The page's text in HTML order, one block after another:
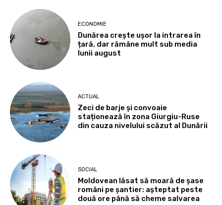
ECONOMIE
Dunărea crește ușor la intrarea în
țară, dar rămâne mult sub media
lunii august
ACTUAL
Zeci de barje și convoaie
staționează în zona Giurgiu-Ruse
din cauza nivelului scăzut al Dunării
SOCIAL
Moldovean lăsat să moară de șase
români pe șantier: așteptat peste
două ore până să cheme salvarea